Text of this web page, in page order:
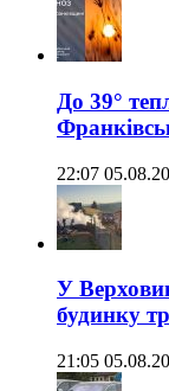
До 39°
22:07
У
будинку
21:05